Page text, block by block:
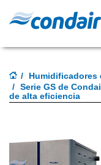
Humidificadores
Serie GS de
de alta eficiencia